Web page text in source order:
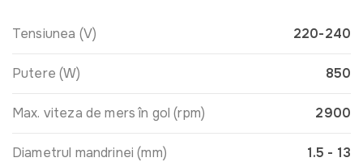
Tensiunea (V) 220-240
Putere (W) 850
Max. viteza de mers în gol (rpm) 2900
Diametrul mandrinei (mm) 1.5 - 13